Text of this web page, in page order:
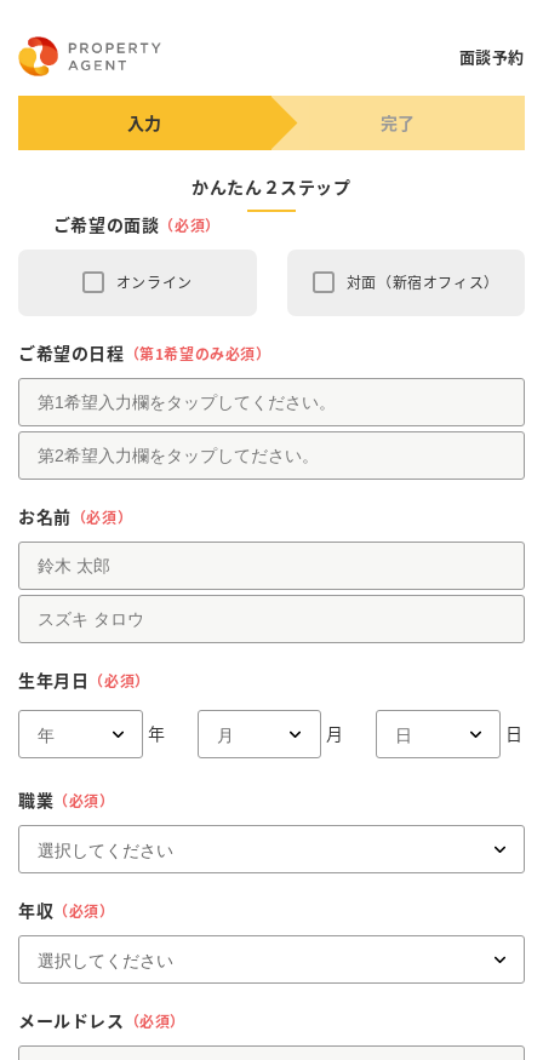
面談予約
入力 完了
かんたん２ステップ
ご希望の面談 （必須）
オンライン 対面（新宿オフィス）
ご希望の日程 （第1希望のみ必須）
お名前 （必須）
生年月日 （必須）
年 月 日
職業 （必須）
年収 （必須）
メールドレス （必須）